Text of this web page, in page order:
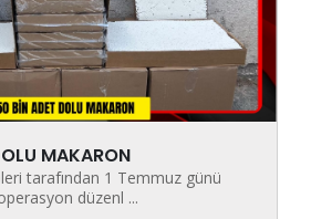
MAKARON
tarafından 1 Temmuz günü
düzenl ...